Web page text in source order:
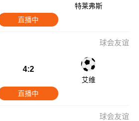
特莱弗斯
直播中
球会友谊
4:2
艾维
直播中
球会友谊